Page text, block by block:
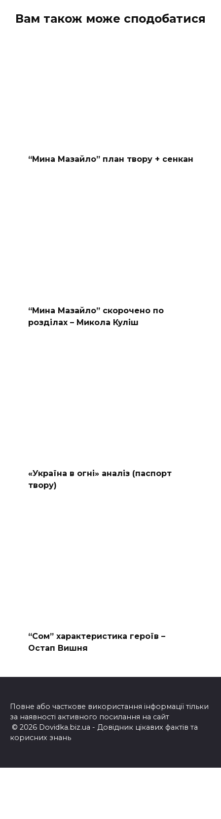
Вам також може сподобатися
“Мина Мазайло” план твору + сенкан
“Мина Мазайло” скорочено по
розділах – Микола Куліш
«Україна в огні» аналіз (паспорт
твору)
“Сом” характеристика героїв –
Остап Вишня
Повне або часткове використання інформації тільки
за наявності активного посилання на сайт
© 2026 Dovidka.biz.ua - Довідник цікавих фактів та
корисних знань